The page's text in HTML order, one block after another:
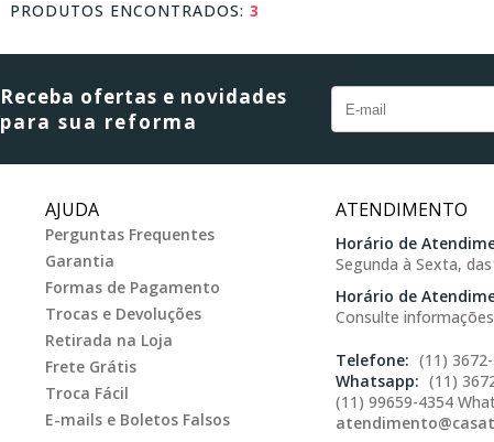
PRODUTOS ENCONTRADOS: 3
Receba ofertas e novidades
para sua reforma
AJUDA
Perguntas Frequentes
Garantia
Formas de Pagamento
Trocas e Devoluções
Retirada na Loja
Frete Grátis
Troca Fácil
E-mails e Boletos Falsos
ATENDIMENTO
Horário de
Segunda à Sexta,
Horário de
Consulte
(11)
(11)
(11) 99659-4354